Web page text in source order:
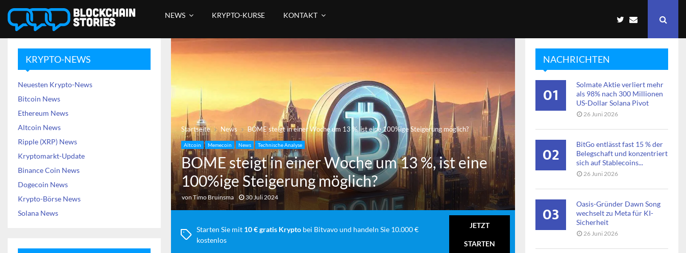
NEWS KRYPTO-KURSE KONTAKT
Startseite News BOME steigt in einer Woche um 13 %, ist eine 100%ige Steigerung möglich?
Altcoin Memecoin News Technische Analyse
BOME steigt in einer Woche um 13 %, ist eine
100%ige Steigerung möglich?
von Timo Bruinsma 30 Juli 2024
Starten Sie mit 10 € gratis Krypto bei Bitvavo und handeln Sie 10.000 €
kostenlos
JETZT
STARTEN
KRYPTO-NEWS
Neuesten Krypto-News
Bitcoin News
Ethereum News
Altcoin News
Ripple (XRP) News
Kryptomarkt-Update
Binance Coin News
Dogecoin News
Krypto-Börse News
Solana News
NACHRICHTEN
01
Solmate Aktie verliert mehr
als 98% nach 300 Millionen
US-Dollar Solana Pivot
26 Juni 2026
02
BitGo entlässt fast 15 % der
Belegschaft und konzentriert
sich auf Stablecoins...
26 Juni 2026
03
Oasis-Gründer Dawn Song
wechselt zu Meta für KI-
Sicherheit
26 Juni 2026